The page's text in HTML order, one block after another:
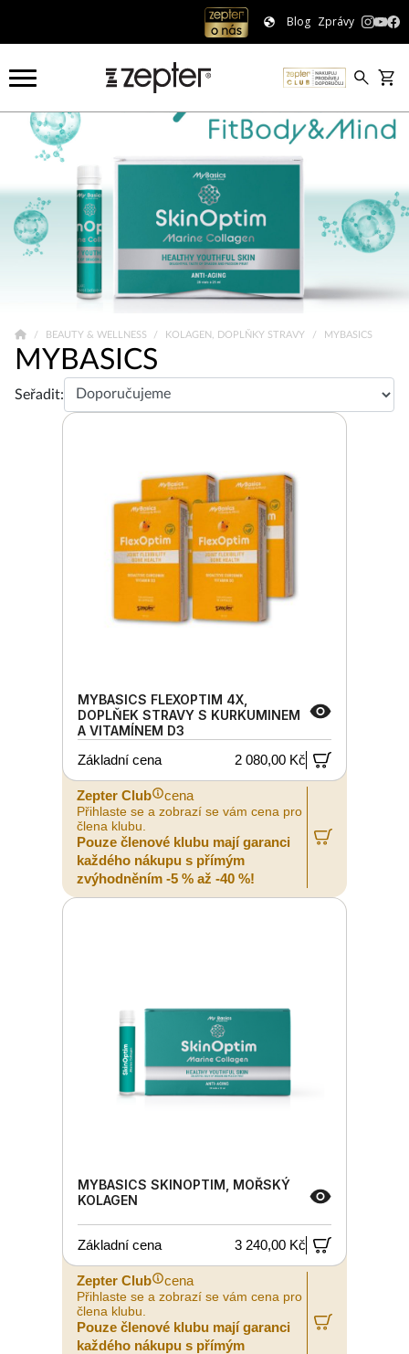
Blog Zprávy
BEAUTY & WELLNESS KOLAGEN, DOPLŇKY STRAVY MYBASICS
MYBASICS
Seřadit:
MYBASICS FLEXOPTIM 4X,
DOPLŇEK STRAVY S KURKUMINEM
A VITAMÍNEM D3
Základní cena
2 080,00 Kč
Zepter Club cena
Přihlaste se a zobrazí se vám cena pro
člena klubu.
Pouze členové klubu mají garanci
každého nákupu s přímým
zvýhodněním -5 % až -40 %!
MYBASICS SKINOPTIM, MOŘSKÝ
KOLAGEN
Základní cena 3 240,00 Kč
Zepter Club cena
Přihlaste se a zobrazí se vám cena pro
člena klubu.
Pouze členové klubu mají garanci
každého nákupu s přímým